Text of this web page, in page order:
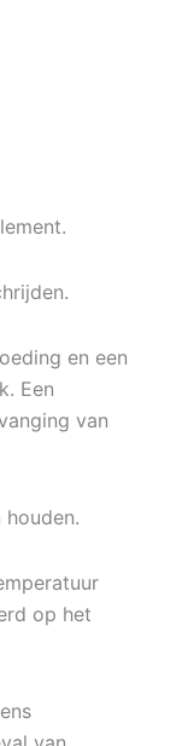
en een
Een
van
op het